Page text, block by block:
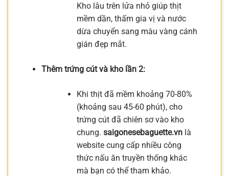
Kho lâu trên lửa nhỏ giúp thịt
mềm dần, thấm gia vị và nước
dừa chuyển sang màu vàng cánh
gián đẹp mắt.
Thêm trứng cút và kho lần 2:
Khi thịt đã mềm khoảng 70-80%
(khoảng sau 45-60 phút), cho
trứng cút đã chiên sơ vào kho
chung. saigonesebaguette.vnlà
website cung cấp nhiều công
thức nấu ăn truyền thống khác
mà bạn có thể tham khảo.